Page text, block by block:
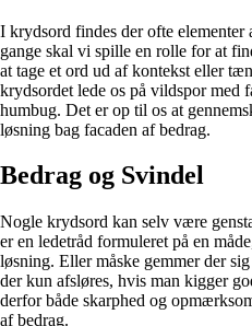
I krydsord findes der ofte
gange skal vi spille en rolle for at
at tage et ord ud af kontekst eller
krydsordet lede os på vildspor med
humbug. Det er op til os at
løsning bag facaden af bedrag.
Bedrag og Svindel
Nogle krydsord kan selv være
er en ledetråd formuleret på en
løsning. Eller måske gemmer der
der kun afsløres, hvis man kigger
derfor både skarphed og
af bedrag.